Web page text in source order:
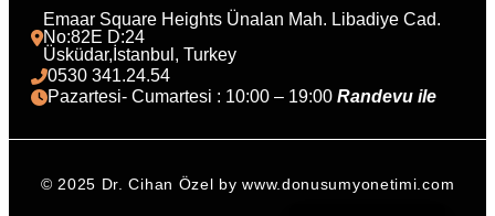
Emaar Square Heights Ünalan Mah. Libadiye Cad.
No:82E D:24
Üsküdar,İstanbul, Turkey
0530 341.24.54
Pazartesi- Cumartesi : 10:00 – 19:00 Randevu ile
© 2025 Dr. Cihan Özel by www.donusumyonetimi.com
English (UK)